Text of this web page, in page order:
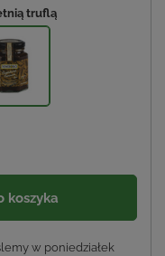
truflą
koszyka
w poniedziałek